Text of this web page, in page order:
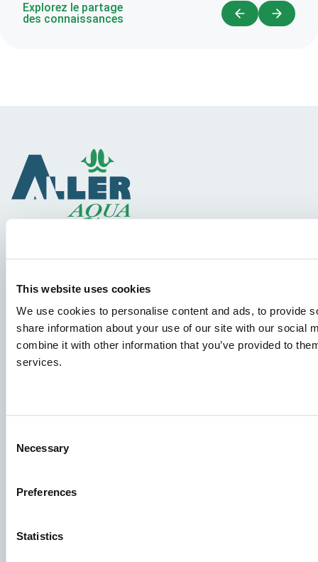
This website uses cookies
We use cookies to personalise content and ads, to provide
share information about your use of our site with our social
combine it with other information that you’ve provided to
services.
Selection
Necessary
Preferences
Statistics
Explorez le partage
des connaissances
Concepts d’alimentation
Partage des connaissances
Demandes d'emploi
veillez à indiquer clairement le poste qui vous intéresse.
Allervej 130, 6070 Christiansfeld, Danemark